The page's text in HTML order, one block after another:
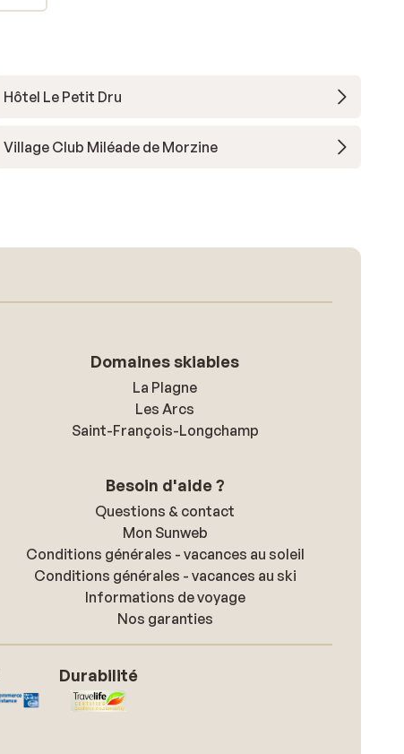
Hôtel Le Petit Dru
Village Club Miléade de Morzine
Domaines skiables
La Plagne
Les Arcs
Saint-François-Longchamp
Besoin d'aide ?
Questions & contact
Mon Sunweb
Conditions générales - vacances au soleil
Conditions générales - vacances au ski
Informations de voyage
Nos garanties
Durabilité